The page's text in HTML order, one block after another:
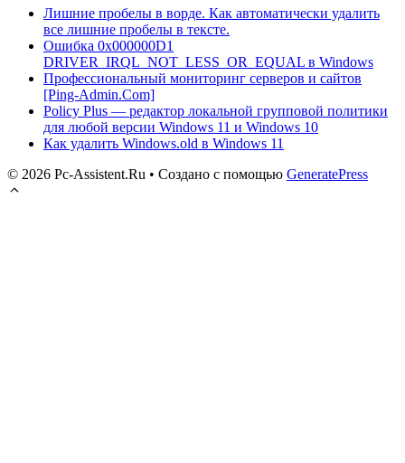
Лишние пробелы в ворде. Как автоматически удалить
все лишние пробелы в тексте.
Ошибка 0x000000D1
DRIVER_IRQL_NOT_LESS_OR_EQUAL в Windows
Профессиональный мониторинг серверов и сайтов
[Ping-Admin.Com]
Policy Plus — редактор локальной групповой политики
для любой версии Windows 11 и Windows 10
Как удалить Windows.old в Windows 11
© 2026 Pc-Assistent.Ru • Создано с помощью GeneratePress